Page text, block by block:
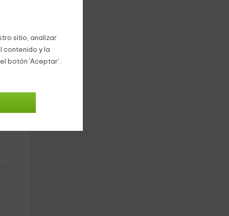
sitio, analizar
contenido y la
botón 'Aceptar'.